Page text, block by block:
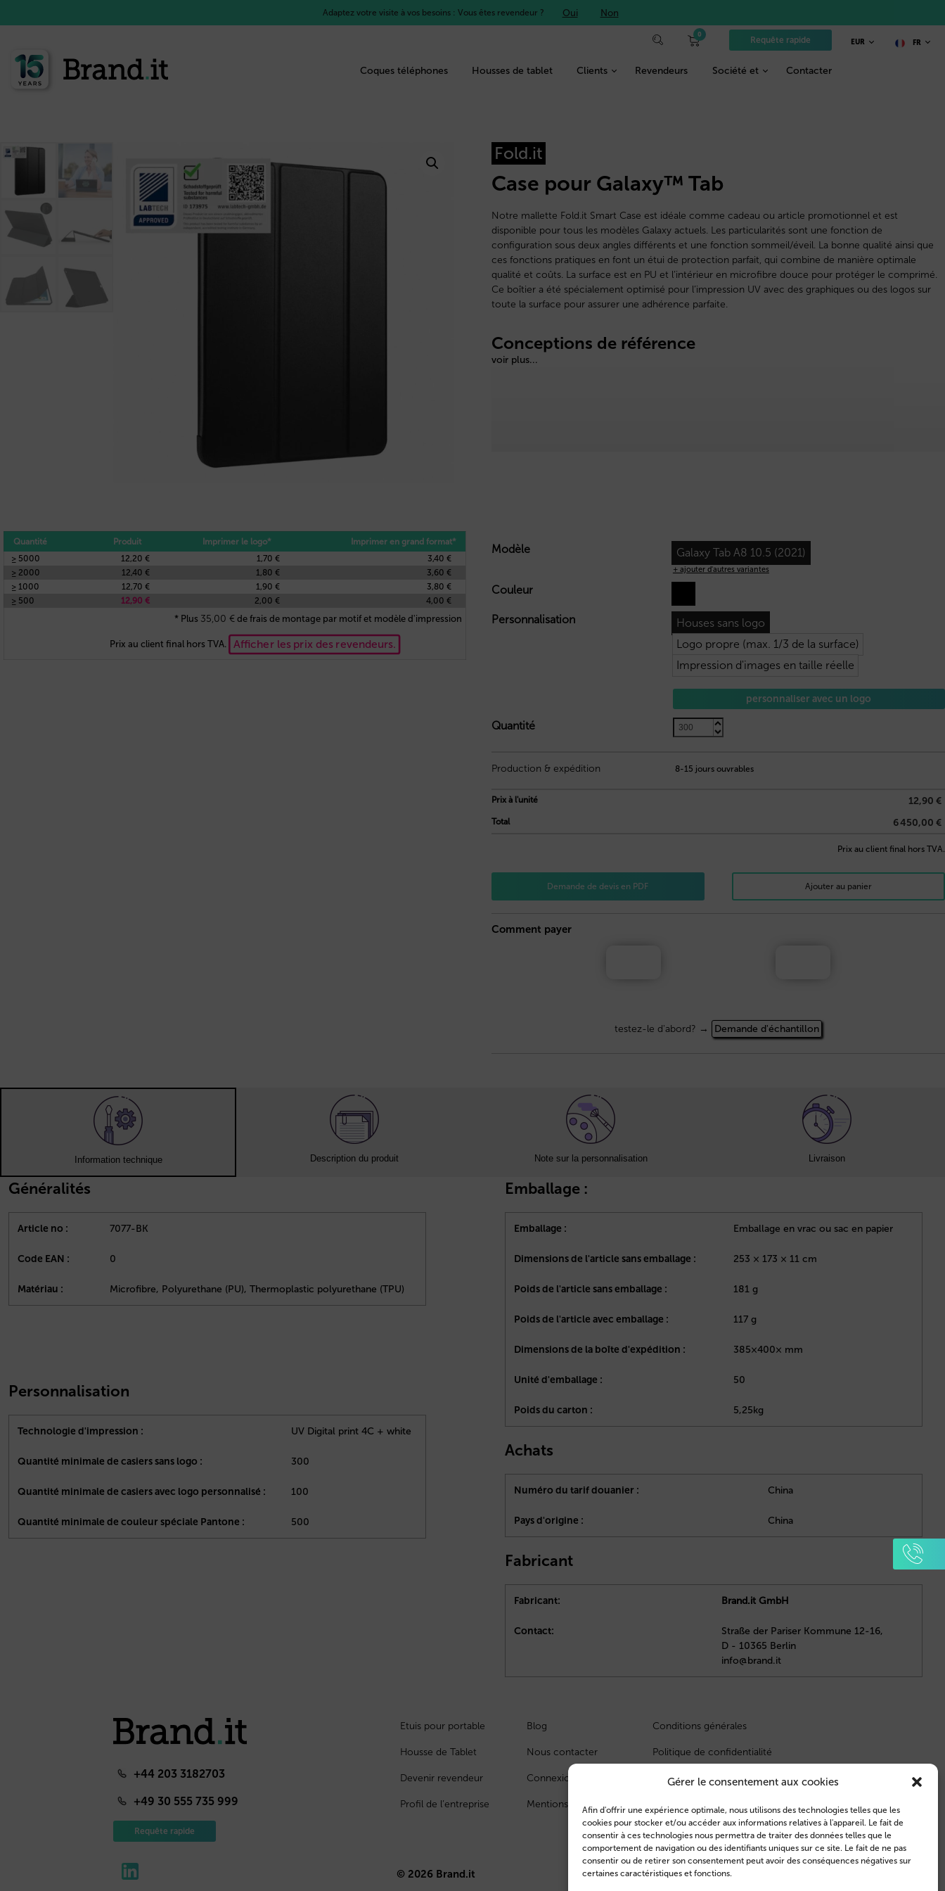
Gérer le consentement aux cookies
Afin d'offrir une expérience optimale, nous utilisons des technologies telles que les
cookies pour stocker et/ou accéder aux informations relatives à l'appareil. Le fait de
consentir à ces technologies nous permettra de traiter des données telles que le
comportement de navigation ou des identifiants uniques sur ce site. Le fait de ne pas
consentir ou de retirer son consentement peut avoir des conséquences négatives sur
certaines caractéristiques et fonctions.
Adaptez votre visite à vos besoins : Vous êtes revendeur ? Oui Non
Requête rapide
0
Coques téléphones Housses de tablet Clients Revendeurs Société et Contacter
EUR FR
Fold.it
Case pour Galaxy™ Tab
Notre mallette Fold.it Smart Case est idéale comme cadeau ou article promotionnel et est
disponible pour tous les modèles Galaxy actuels. Les particularités sont une fonction de
configuration sous deux angles différents et une fonction sommeil/éveil. La bonne qualité ainsi que
ces fonctions pratiques en font un étui de protection parfait, qui combine de manière optimale
qualité et coûts. La surface est en PU et l’intérieur en microfibre douce pour protéger le comprimé.
Ce boîtier a été spécialement optimisé pour l’impression UV avec des graphiques ou des logos sur
toute la surface pour assurer une adhérence parfaite.
Conceptions de référence
voir plus...
Quantité Produit Imprimer le logo*
Imprimer en grand format*
≥ 5000
12,20 € 1,70 €
3,40 €
≥ 2000
12,40 € 1,80 €
3,60 €
≥ 1000
12,70 € 1,90 €
3,80 €
≥ 500
12,90 € 2,00 € 4,00 €
* Plus 35,00 € de frais de montage par motif et modèle d'impression
Prix au client final hors TVA. Afficher les prix des revendeurs.
Modèle Galaxy Tab A8 10.5 (2021)
+ ajouter d'autres variantes
Couleur
Personnalisation
Houses sans logo
Logo propre (max. 1/3 de la surface)
Impression d'images en taille réelle
personnaliser avec un logo
Quantité
Production & expédition 8-15 jours ouvrables
Prix à l'unité 12,90 €
Total 6 450,00 €
Prix au client final hors TVA.
Demande de devis en PDF Ajouter au panier
Comment payer
testez-le d'abord? → Demande d'échantillon
Information technique Description du produit Note sur la personnalisation Livraison
Généralités
Article no : 7077-BK
Code EAN : 0
Matériau : Microfibre, Polyurethane (PU), Thermoplastic polyurethane (TPU)
Emballage :
Emballage : Emballage en vrac ou sac en papier
Dimensions de l'article sans emballage : 253 × 173 × 11 cm
Poids de l'article sans emballage : 181 g
Poids de l'article avec emballage : 117 g
Dimensions de la boîte d'expédition : 385×400× mm
Unité d'emballage : 50
Poids du carton : 5,25kg
Personnalisation
Technologie d'impression : UV Digital print 4C + white
Quantité minimale de casiers sans logo : 300
Quantité minimale de casiers avec logo personnalisé : 100
Quantité minimale de couleur spéciale Pantone : 500
Achats
Numéro du tarif douanier : China
Pays d'origine : China
Fabricant
Fabricant: Brand.it GmbH
Contact:
Straße der Pariser Kommune 12-16,
D - 10365 Berlin
info@brand.it
+44 203 3182703
+49 30 555 735 999
Requête rapide
Etuis pour portable
Housse de Tablet
Devenir revendeur
Profil de l’entreprise
Blog
Nous contacter
Connexion des clients
Mentions légales
Conditions générales
Politique de confidentialité
© 2026 Brand.it